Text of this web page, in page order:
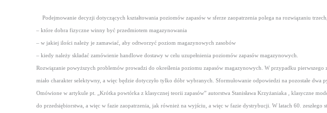
Podejmowanie decyzji dotyczących kształtowania poziomów zapasów w sferze zaopatrzenia polega na rozwiązaniu
– które dobra fizyczne winny być przedmiotem magazynowania
– w jakiej ilości należy je zamawiać, aby odtworzyć poziom magazynowych zasobów
– kiedy należy składać zamówienie handlowe dostawy w celu uzupełnienia poziomów zapasów magazynowych.
Rozwiązanie powyższych problemów prowadzi do określenia poziomu zapasów magazynowych. W przypadku
miało charakter selektywny, a więc będzie dotyczyło tylko dóbr wybranych. Sformułowanie odpowiedzi na pozostałe
Omówione w artykule pt. „Krótka powtórka z klasycznej teorii zapasów” autorstwa Stanisława Krzyżaniaka , klasyczne
do przedsiębiorstwa, a więc w fazie zaopatrzenia, jak również na wyjściu, a więc w fazie dystrybucji. W latach 60.